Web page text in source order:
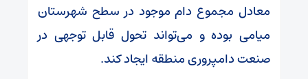
معادل مجموع دام موجود در سطح شهرستان
میامی بوده و می‌تواند تحول قابل توجهی در
صنعت دامپروری منطقه ایجاد کند.